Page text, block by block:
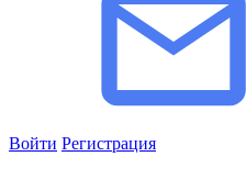
Войти Регистрация